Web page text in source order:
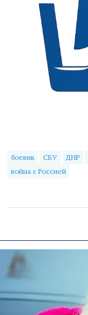
боевик СБУ ДНР
война с Россией